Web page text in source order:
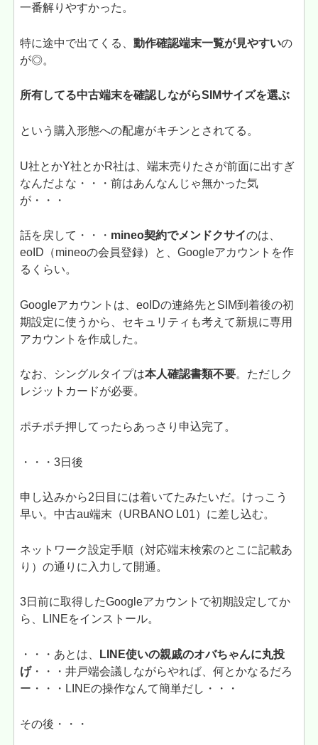
一番解りやすかった。
特に途中で出てくる、動作確認端末一覧が見やすいの
が◎。
所有してる中古端末を確認しながらSIMサイズを選ぶ
という購入形態への配慮がキチンとされてる。
U社とかY社とかR社は、端末売りたさが前面に出すぎ
なんだよな・・・前はあんなんじゃ無かった気
が・・・
話を戻して・・・ mineo契約でメンドクサイのは、
eoID（mineoの会員登録）と、Googleアカウントを作
るくらい。
Googleアカウントは、eoIDの連絡先とSIM到着後の初
期設定に使うから、セキュリティも考えて新規に専用
アカウントを作成した。
なお、シングルタイプは本人確認書類不要。ただしク
レジットカードが必要。
ポチポチ押してったらあっさり申込完了。
・・・3日後
申し込みから2日目には着いてたみたいだ。けっこう
早い。中古au端末（URBANO L01）に差し込む。
ネットワーク設定手順（対応端末検索のとこに記載あ
り）の通りに入力して開通。
3日前に取得したGoogleアカウントで初期設定してか
ら、LINEをインストール。
・・・あとは、
LINE使いの親戚のオバちゃんに丸投
げ・・・井戸端会議しながらやれば、何とかなるだろ
ー・・・LINEの操作なんて簡単だし・・・
その後・・・